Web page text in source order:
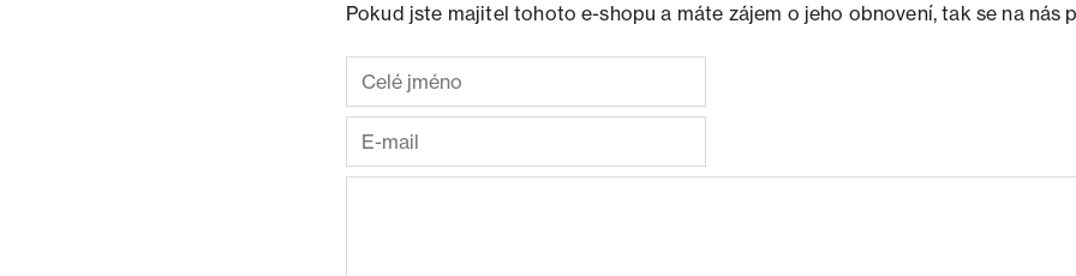
Pokud jste majitel tohoto e-shopu a máte zájem o jeho obnovení, tak se na nás